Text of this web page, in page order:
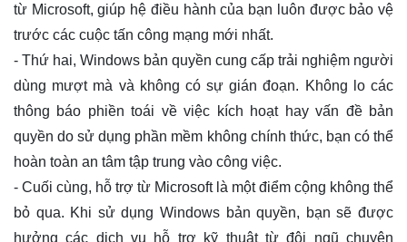
từ Microsoft, giúp hệ điều hành của bạn luôn được bảo vệ
trước các cuộc tấn công mạng mới nhất.
- Thứ hai, Windows bản quyền cung cấp trải nghiệm người
dùng mượt mà và không có sự gián đoạn. Không lo các
thông báo phiền toái về việc kích hoạt hay vấn đề bản
quyền do sử dụng phần mềm không chính thức, bạn có thể
hoàn toàn an tâm tập trung vào công việc.
- Cuối cùng, hỗ trợ từ Microsoft là một điểm cộng không thể
bỏ qua. Khi sử dụng Windows bản quyền, bạn sẽ được
hưởng các dịch vụ hỗ trợ kỹ thuật từ đội ngũ chuyên